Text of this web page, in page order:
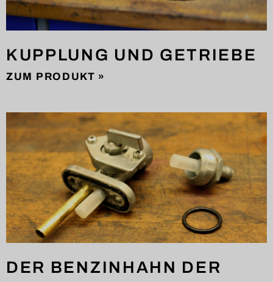
KUPPLUNG UND GETRIEBE
ZUM PRODUKT »
DER BENZINHAHN DER